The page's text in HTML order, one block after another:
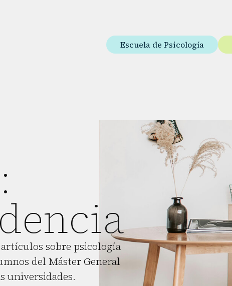
Escuela de Psicología
sobre psicología
del Máster General
universidades.